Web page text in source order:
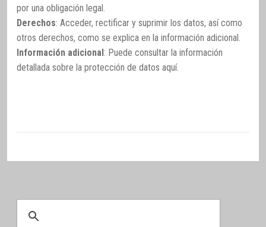
por una obligación legal.
Derechos: Acceder, rectificar y suprimir los datos, así como
otros derechos, como se explica en la información adicional.
Información adicional: Puede consultar la información
detallada sobre la protección de datos aquí.